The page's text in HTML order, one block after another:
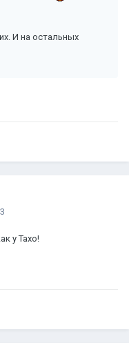
И на остальных
у Тахо!